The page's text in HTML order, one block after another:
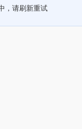
，请刷新重试